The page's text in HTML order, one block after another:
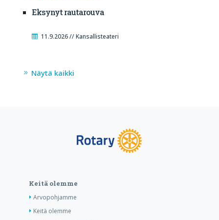
Eksynyt rautarouva
11.9.2026 // Kansallisteateri
Näytä kaikki
Keitä olemme
Arvopohjamme
Keitä olemme